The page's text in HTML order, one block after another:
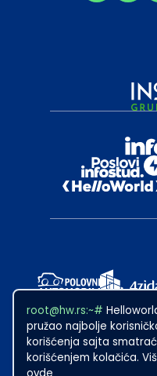
root@hw.rs:~#
pružao najbolje
korišćenja sajta
korišćenjem kolačića.